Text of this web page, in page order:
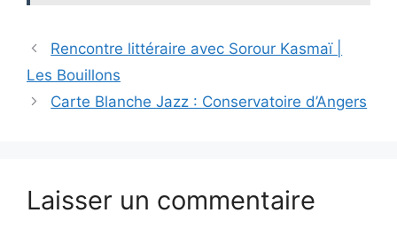
Rencontre littéraire avec Sorour Kasmaï |
Les Bouillons
Carte Blanche Jazz : Conservatoire d’Angers
Laisser un commentaire